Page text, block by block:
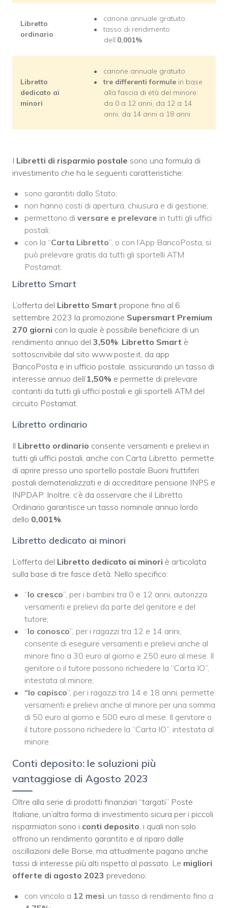
Libretto
ordinario
canone annuale gratuito
tasso di rendimento
dell’0,001%
Libretto
dedicato ai
minori
canone annuale gratuito
tre differenti formule in base
alla fascia di età del minore:
da 0 a 12 anni, da 12 a 14
anni, da 14 anni a 18 anni
I Libretti di risparmio postale sono una formula di
investimento che ha le seguenti caratteristiche:
sono garantiti dallo Stato;
non hanno costi di apertura, chiusura e di gestione;
permettono di versare e prelevare in tutti gli uffici
postali;
con la “Carta Libretto”, o con l’App BancoPosta, si
può prelevare gratis da tutti gli sportelli ATM
Postamat.
Libretto Smart
L’offerta del Libretto Smart propone fino al 6
settembre 2023 la promozione Supersmart Premium
270 giorni con la quale è possibile beneficiare di un
rendimento annuo del 3,50% Libretto Smart è
sottoscrivibile dal sito www.poste.it, da app
BancoPosta e in ufficio postale, assicurando un tasso di
interesse annuo dell’1,50% e permette di prelevare
contanti da tutti gli uffici postali e gli sportelli ATM del
circuito Postamat.
Libretto ordinario
Il Libretto ordinario consente versamenti e prelievi in
tutti gli uffici postali, anche con Carta Libretto. permette
di aprire presso uno sportello postale Buoni fruttiferi
postali dematerializzati e di accreditare pensione INPS e
INPDAP. Inoltre, c’è da osservare che il Libretto
Ordinario garantisce un tasso nominale annuo lordo
dello 0,001%
Libretto dedicato ai minori
L’offerta del Libretto dedicato ai minori è articolata
sulla base di tre fasce d’età. Nello specifico:
“Io cresco”, per i bambini tra 0 e 12 anni, autorizza
versamenti e prelievi da parte del genitore e del
tutore;
“Io conosco”, per i ragazzi tra 12 e 14 anni,
consente di eseguire versamenti e prelievi anche al
minore fino a 30 euro al giorno e 250 euro al mese. Il
genitore o il tutore possono richiedere la “Carta IO”,
intestata al minore;
“Io capisco”, per i ragazzi tra 14 e 18 anni, permette
versamenti e prelievi anche al minore per una somma
di 50 euro al giorno e 500 euro al mese. Il genitore o
il tutore possono richiedere la “Carta IO”, intestata al
minore.
Conti deposito: le soluzioni più
vantaggiose di Agosto 2023
Oltre alla serie di prodotti finanziari “targati” Poste
Italiane, un’altra forma di investimento sicura per i piccoli
risparmiatori sono i conti deposito , i quali non solo
offrono un rendimento garantito e al riparo dalle
oscillazioni delle Borse, ma attualmente pagano anche
tassi di interesse più alti rispetto al passato. Le migliori
offerte di agosto 2023 prevedono:
con vincolo a 12 mesi , un tasso di rendimento fino a